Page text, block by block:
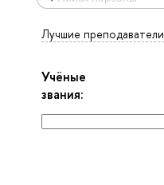
Лучшие преподаватели
Учёные
звания: